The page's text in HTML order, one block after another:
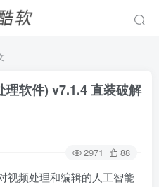
软件) v7.1.4 直装破解
2971 88
视频处理和编辑的人工智能